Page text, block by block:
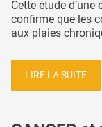
Cette étude
confirme que les
aux plaies
LIRE LA SUITE